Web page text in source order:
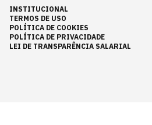
INSTITUCIONAL
TERMOS DE USO
POLÍTICA DE COOKIES
POLÍTICA DE PRIVACIDADE
LEI DE TRANSPARÊNCIA SALARIAL